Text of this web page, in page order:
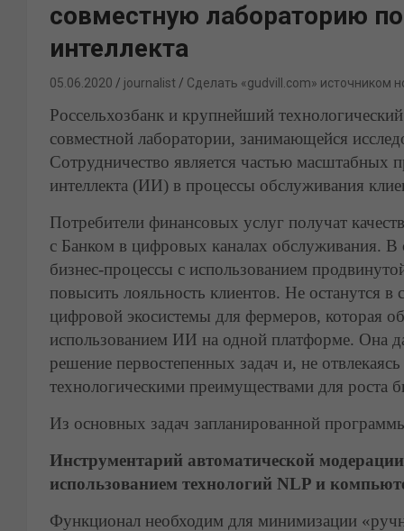
совместную лабораторию
интеллекта
05.06.2020 journalist Сделать «gudvill.com» источником
Россельхозбанк и крупнейший
совместной лаборатории, занимающейся
Сотрудничество является частью
интеллекта (ИИ) в процессы обслуживания
Потребители финансовых услуг получат
с Банком в цифровых каналах обслуживания.
бизнес-процессы с использованием
повысить лояльность клиентов. Не останутся
цифровой экосистемы для фермеров, которая
использованием ИИ на одной платформе. Она
решение первостепенных задач и, не
технологическими преимуществами для роста
Из основных задач запланированной
Инструментарий автоматической
использованием технологий NLP и
Функционал необходим для минимизации